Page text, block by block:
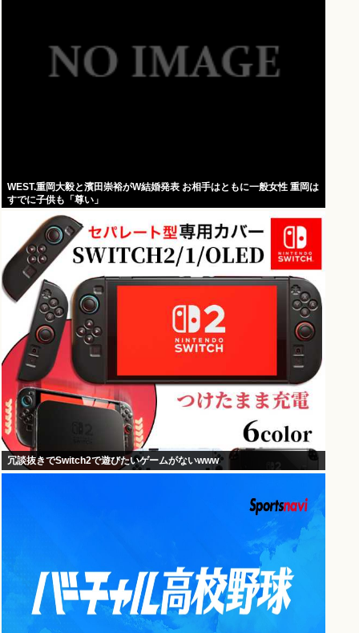
WEST.重岡大毅と濱田崇裕がW結婚発表 お相手はともに一般女性 重岡は
すでに子供も「尊い」
冗談抜きでSwitch2で遊びたいゲームがないwww